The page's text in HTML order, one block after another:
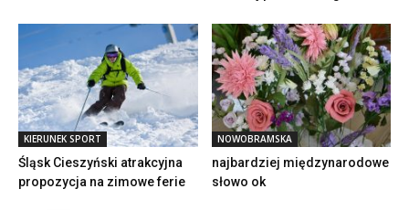
KIERUNEK SPORT
Śląsk Cieszyński atrakcyjna
propozycja na zimowe ferie
NOWOBRAMSKA
najbardziej międzynarodowe
słowo ok